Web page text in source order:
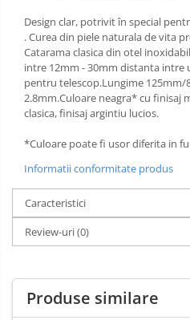
Design clar, potrivit în special
. Curea din piele naturala de vita
Catarama clasica din otel
intre 12mm - 30mm distanta intre
pentru telescop.Lungime 125mm/
2.8mm.Culoare neagra* cu finisaj
clasica, finisaj argintiu lucios.
*Culoare poate fi usor diferita in
Informatii conformitate produs
Caracteristici
Review-uri(0)
Produse similare